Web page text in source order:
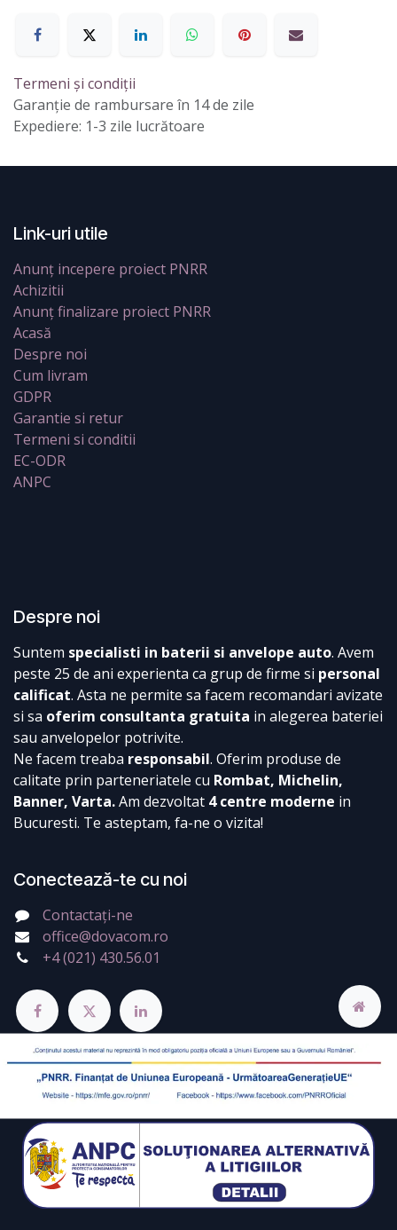
Termeni și condiții
Garanție de rambursare în 14 de zile
Expediere: 1-3 zile lucrătoare
Link-uri utile
Anunț incepere proiect PNRR
Achizitii
Anunț finalizare proiect PNRR
Acasă
Despre noi
Cum livram
GDPR
Garantie si retur
Termeni si conditii
EC-ODR
ANPC
Despre noi
Suntem specialisti in baterii si anvelope auto. Avem
peste 25 de ani experienta ca grup de firme si personal
calificat. Asta ne permite sa facem recomandari avizate
si sa oferim consultanta gratuita in alegerea bateriei
sau anvelopelor potrivite.
Ne facem treaba responsabil. Oferim produse de
calitate prin parteneriatele cu Rombat, Michelin,
Banner, Varta.Am dezvoltat 4 centre moderne in
Bucuresti. Te asteptam, fa-ne o vizita!
Conectează-te cu noi
Contactați-ne
office@dovacom.ro
+4 (021) 430.56.01